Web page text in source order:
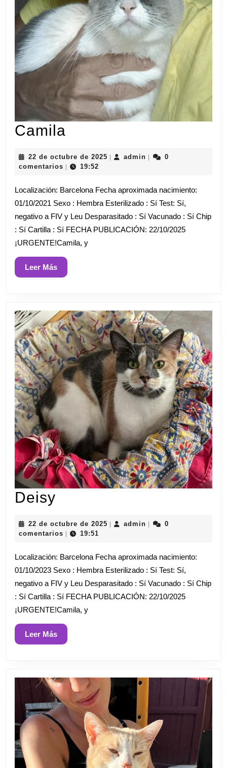
Camila
22 de octubre de 2025 22
de
2025
admin admin
0
comentarios
19:52
Localización: Barcelona Fecha aproximada nacimiento:
01/10/2021 Sexo : Hembra Esterilizado : Sí Test: Sí,
negativo a FIV y Leu Desparasitado : Sí Vacunado : Sí Chip
: Sí Cartilla : Sí FECHA PUBLICACIÓN: 22/10/2025
¡URGENTE!Camila, y
Leer MásLeer
Más
Deisy
22 de octubre de 2025 22
de
2025
admin admin
0
comentarios
19:51
Localización: Barcelona Fecha aproximada nacimiento:
01/10/2023 Sexo : Hembra Esterilizado : Sí Test: Sí,
negativo a FIV y Leu Desparasitado : Sí Vacunado : Sí Chip
: Sí Cartilla : Sí FECHA PUBLICACIÓN: 22/10/2025
¡URGENTE!Camila, y
Leer MásLeer
Más